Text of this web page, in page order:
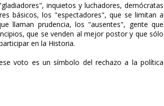
inquietos y luchadores, demócratas
básicos, los "espectadores", que se limitan a
llaman prudencia, los "ausentes", gente que
que se venden al mejor postor y que sólo
en la Historia.
voto es un símbolo del rechazo a la política